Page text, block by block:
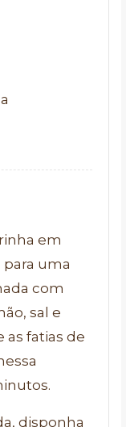
em
para uma
com
sal e
as fatias de
disponha